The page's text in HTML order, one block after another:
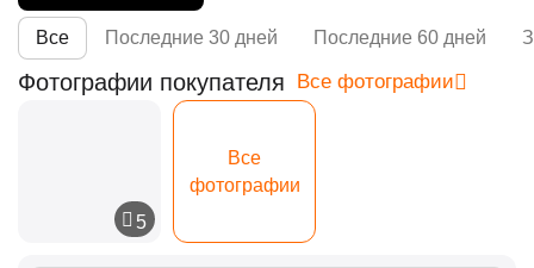
Все Последние 30 дней Последние 60 дней
Фотографии покупателя Все фотографии
Все
фотографии